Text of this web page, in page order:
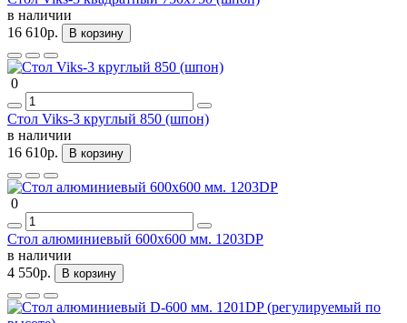
в наличии
16 610р.
В корзину
0
Стол Viks-3 круглый 850 (шпон)
в наличии
16 610р.
В корзину
0
Стол алюминиевый 600х600 мм. 1203DP
в наличии
4 550р.
В корзину